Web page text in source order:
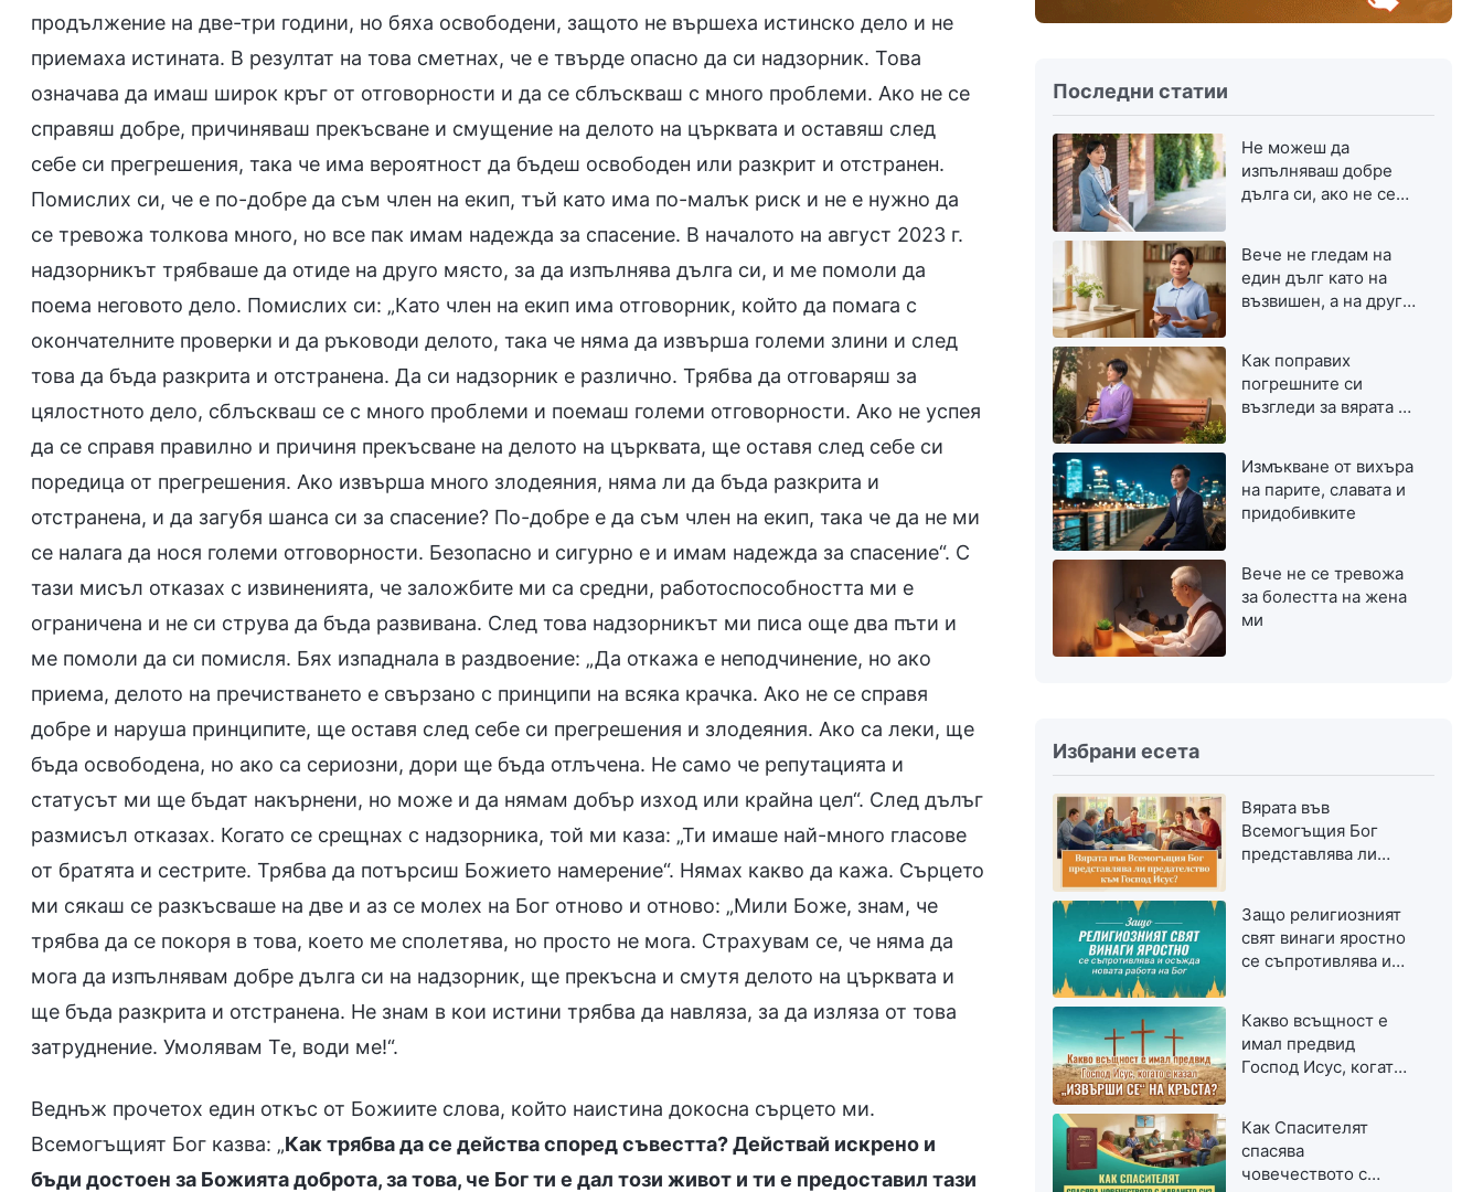
продължение на две-три години, но бяха освободени, защото не вършеха истинско дело и не
приемаха истината. В резултат на това сметнах, че е твърде опасно да си надзорник. Това
означава да имаш широк кръг от отговорности и да се сблъскваш с много проблеми. Ако не се
справяш добре, причиняваш прекъсване и смущение на делото на църквата и оставяш след
себе си прегрешения, така че има вероятност да бъдеш освободен или разкрит и отстранен.
Помислих си, че е по-добре да съм член на екип, тъй като има по-малък риск и не е нужно да
се тревожа толкова много, но все пак имам надежда за спасение. В началото на август 2023 г.
надзорникът трябваше да отиде на друго място, за да изпълнява дълга си, и ме помоли да
поема неговото дело. Помислих си: „Като член на екип има отговорник, който да помага с
окончателните проверки и да ръководи делото, така че няма да извърша големи злини и след
това да бъда разкрита и отстранена. Да си надзорник е различно. Трябва да отговаряш за
цялостното дело, сблъскваш се с много проблеми и поемаш големи отговорности. Ако не успея
да се справя правилно и причиня прекъсване на делото на църквата, ще оставя след себе си
поредица от прегрешения. Ако извърша много злодеяния, няма ли да бъда разкрита и
отстранена, и да загубя шанса си за спасение? По-добре е да съм член на екип, така че да не ми
се налага да нося големи отговорности. Безопасно и сигурно е и имам надежда за спасение“. С
тази мисъл отказах с извиненията, че заложбите ми са средни, работоспособността ми е
ограничена и не си струва да бъда развивана. След това надзорникът ми писа още два пъти и
ме помоли да си помисля. Бях изпаднала в раздвоение: „Да откажа е неподчинение, но ако
приема, делото на пречистването е свързано с принципи на всяка крачка. Ако не се справя
добре и наруша принципите, ще оставя след себе си прегрешения и злодеяния. Ако са леки, ще
бъда освободена, но ако са сериозни, дори ще бъда отлъчена. Не само че репутацията и
статусът ми ще бъдат накърнени, но може и да нямам добър изход или крайна цел“. След дълъг
размисъл отказах. Когато се срещнах с надзорника, той ми каза: „Ти имаше най-много гласове
от братята и сестрите. Трябва да потърсиш Божието намерение“. Нямах какво да кажа. Сърцето
ми сякаш се разкъсваше на две и аз се молех на Бог отново и отново: „Мили Боже, знам, че
трябва да се покоря в това, което ме сполетява, но просто не мога. Страхувам се, че няма да
мога да изпълнявам добре дълга си на надзорник, ще прекъсна и смутя делото на църквата и
ще бъда разкрита и отстранена. Не знам в кои истини трябва да навляза, за да изляза от това
затруднение. Умолявам Те, води ме!“.
Веднъж прочетох един откъс от Божиите слова, който наистина докосна сърцето ми.
Всемогъщият Бог казва: „Как трябва да се действа според съвестта? Действай искрено и
бъди достоен за Божията доброта, за това, че Бог ти е дал този живот и ти е предоставил тази
Последни статии
Не можеш да
изпълняваш добре
дълга си, ако не се
Вече не гледам на
един дълг като на
възвишен, а на друг
Как поправих
погрешните си
възгледи за вярата в
Измъкване от вихъра
на парите, славата и
придобивките
Вече не се тревожа
за болестта на жена
ми
Избрани есета
Вярата във
Всемогъщия Бог
представлява ли
Защо религиозният
свят винаги яростно
се съпротивлява и
Какво всъщност е
имал предвид
Господ Исус, когато
Как Спасителят
спасява
човечеството с